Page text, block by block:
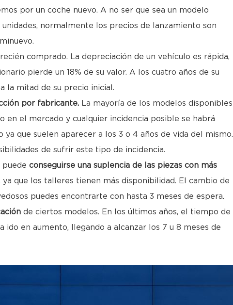
por un coche nuevo. A no ser que sea un modelo
normalmente los precios de lanzamiento son
comprado. La depreciación de un vehículo es rápida,
pierde un 18% de su valor. A los cuatro años de su
la mitad de su precio inicial.
por fabricante. La mayoría de los modelos disponibles
en el mercado y cualquier incidencia posible se habrá
que suelen aparecer a los 3 o 4 años de vida del mismo.
de sufrir este tipo de incidencia.
puede conseguirse una suplencia de las piezas con más
ya que los talleres tienen más disponibilidad. El cambio de
puedes encontrarte con hasta 3 meses de espera.
de ciertos modelos. En los últimos años, el tiempo de
ido en aumento, llegando a alcanzar los 7 u 8 meses de